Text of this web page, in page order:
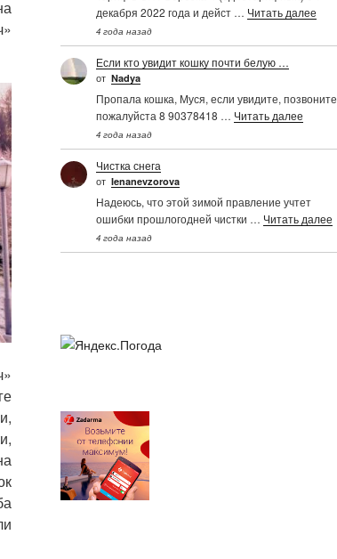
декабря 2022 года и дейст … Читать далее
4 года назад
Если кто увидит кошку почти белую …
от Nadya
Пропала кошка, Муся, если увидите, позвоните
пожалуйста 8 90378418 … Читать далее
4 года назад
Чистка снега
от Ienanevzorova
Надеюсь, что этой зимой правление учтет
ошибки прошлогодней чистки … Читать далее
4 года назад